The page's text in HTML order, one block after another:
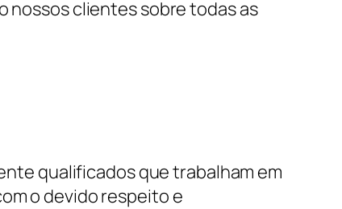
nossos clientes sobre todas as
qualificados que trabalham em
o devido respeito e